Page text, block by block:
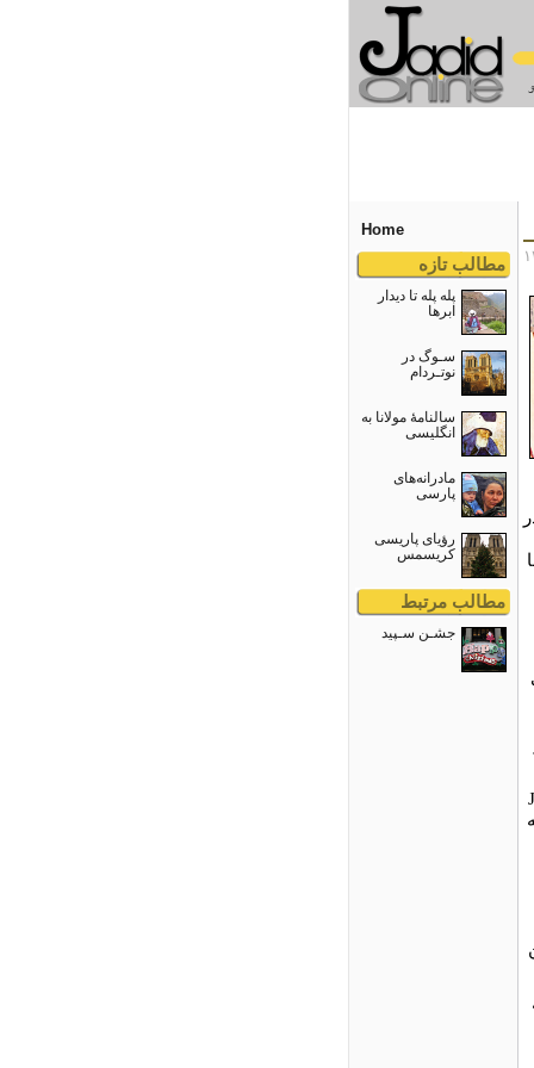
Home
مطالب تازه
پله پله تا دیدار
ابرها
سـوگ در
نوتـردام
سالنامۀ مولانا به
انگلیسی
مادرانه‌های
پارسی
رؤیای پاریسی
کریسمس
مطالب مرتبط
جشـن سـپید